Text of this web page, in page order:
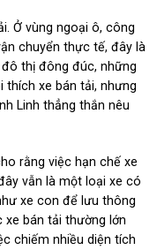
Ở vùng ngoại ô, công
chuyển thực tế, đây là
thị đông đúc, những
thích xe bán tải, nhưng
Linh thẳng thắn nêu
rằng việc hạn chế xe
vẫn là một loại xe có
xe con để lưu thông
bán tải thường lớn
chiếm nhiều diện tích